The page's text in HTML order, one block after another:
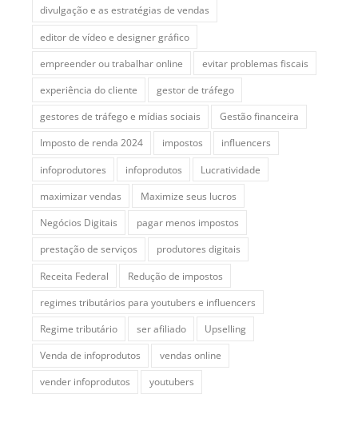
divulgação e as estratégias de vendas
editor de vídeo e designer gráfico
empreender ou trabalhar online
evitar problemas fiscais
experiência do cliente
gestor de tráfego
gestores de tráfego e mídias sociais
Gestão financeira
Imposto de renda 2024
impostos
influencers
infoprodutores
infoprodutos
Lucratividade
maximizar vendas
Maximize seus lucros
Negócios Digitais
pagar menos impostos
prestação de serviços
produtores digitais
Receita Federal
Redução de impostos
regimes tributários para youtubers e influencers
Regime tributário
ser afiliado
Upselling
Venda de infoprodutos
vendas online
vender infoprodutos
youtubers